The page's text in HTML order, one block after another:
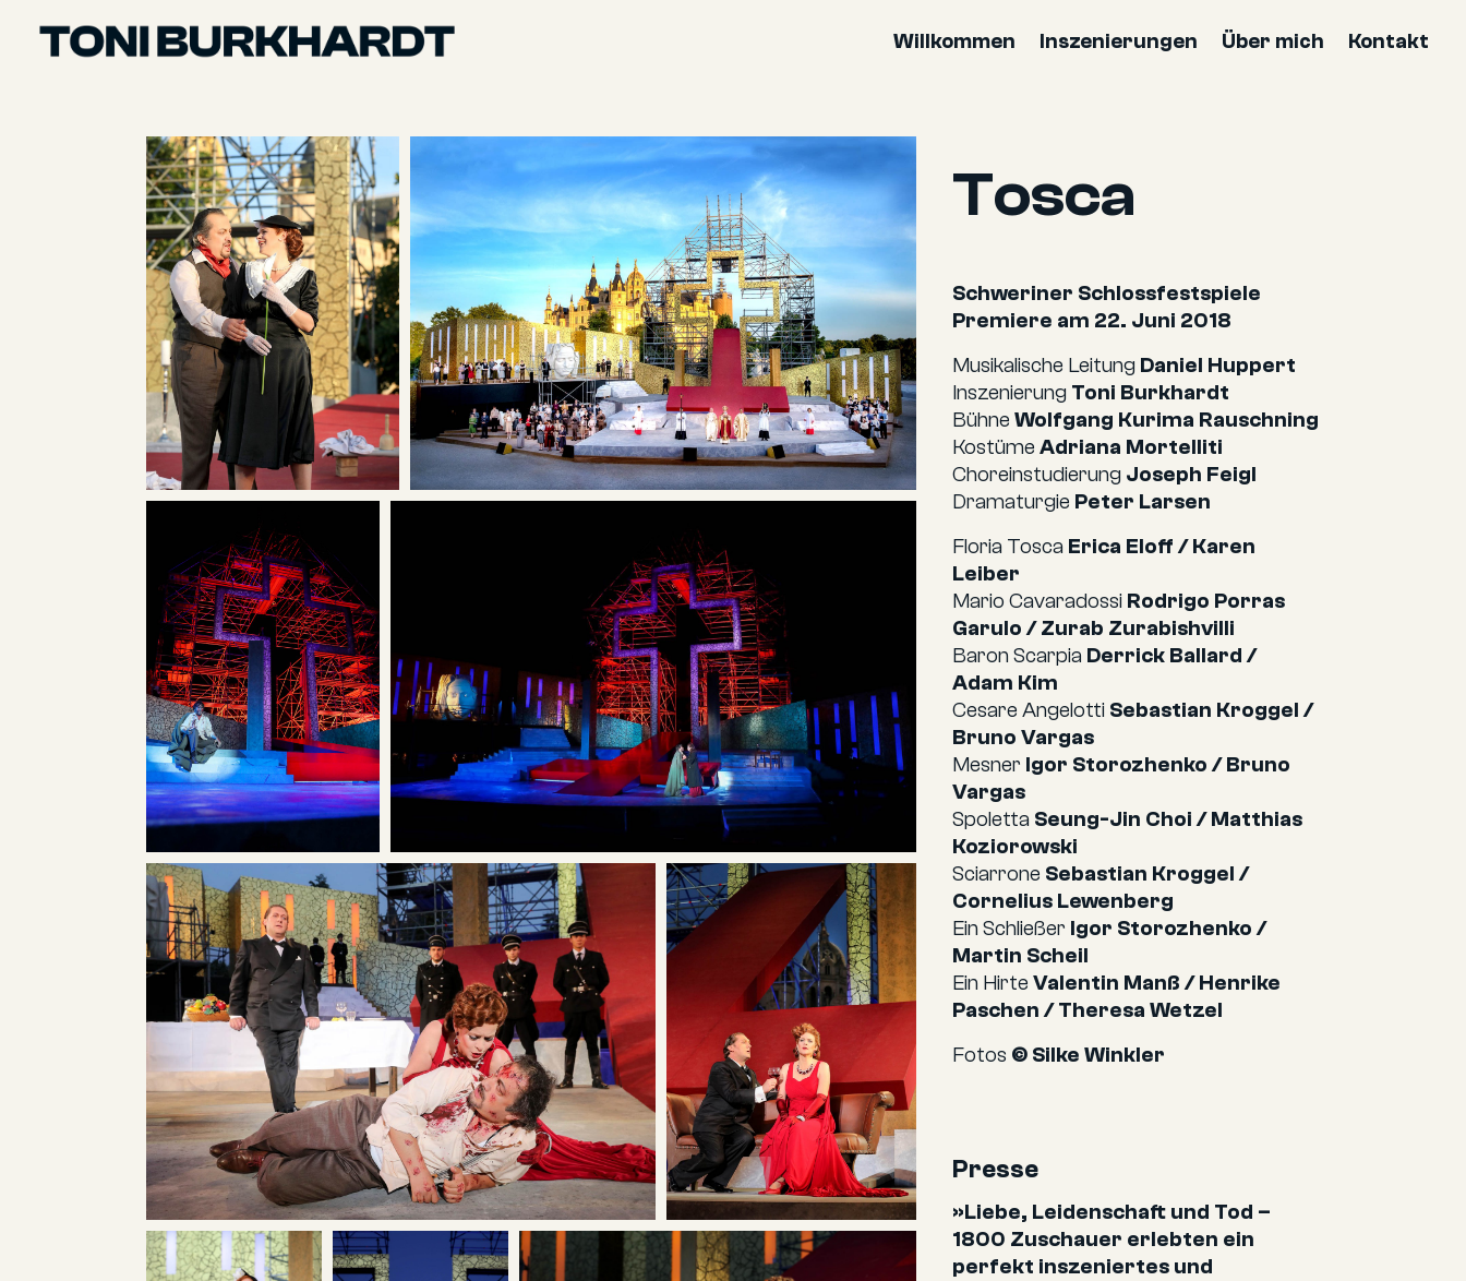
Willkommen Inszenierungen Über mich Kontakt
Tosca
Schweriner Schlossfestspiele
Premiere am 22. Juni 2018
Musikalische Leitung Daniel Huppert
Inszenierung Toni Burkhardt
Bühne Wolfgang Kurima Rauschning
Kostüme Adriana Mortelliti
Choreinstudierung Joseph Feigl
Dramaturgie Peter Larsen
Floria Tosca Erica Eloff / Karen
Leiber
Mario Cavaradossi Rodrigo Porras
Garulo / Zurab Zurabishvilli
Baron Scarpia Derrick Ballard /
Adam Kim
Cesare Angelotti Sebastian Kroggel /
Bruno Vargas
Mesner Igor Storozhenko / Bruno
Vargas
Spoletta Seung-Jin Choi / Matthias
Koziorowski
Sciarrone Sebastian Kroggel /
Cornelius Lewenberg
Ein Schließer Igor Storozhenko /
Martin Scheil
Ein Hirte Valentin Manß / Henrike
Paschen / Theresa Wetzel
Fotos © Silke Winkler
Presse
»Liebe, Leidenschaft und Tod –
1800 Zuschauer erlebten ein
perfekt inszeniertes und